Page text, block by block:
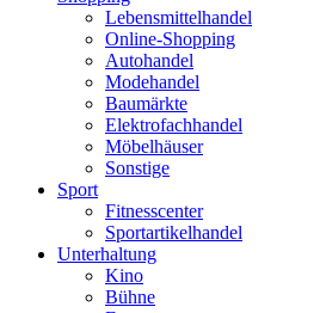
Lebensmittelhandel
Online-Shopping
Autohandel
Modehandel
Baumärkte
Elektrofachhandel
Möbelhäuser
Sonstige
Sport
Fitnesscenter
Sportartikelhandel
Unterhaltung
Kino
Bühne